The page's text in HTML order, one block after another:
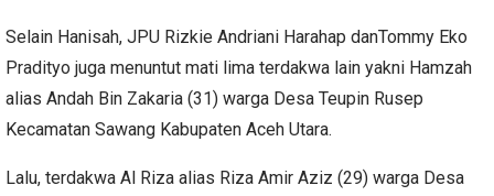
Selain Hanisah, JPU Rizkie Andriani Harahap danTommy Eko
Pradityo juga menuntut mati lima terdakwa lain yakni Hamzah
alias Andah Bin Zakaria (31) warga Desa Teupin Rusep
Kecamatan Sawang Kabupaten Aceh Utara.
Lalu, terdakwa Al Riza alias Riza Amir Aziz (29) warga Desa